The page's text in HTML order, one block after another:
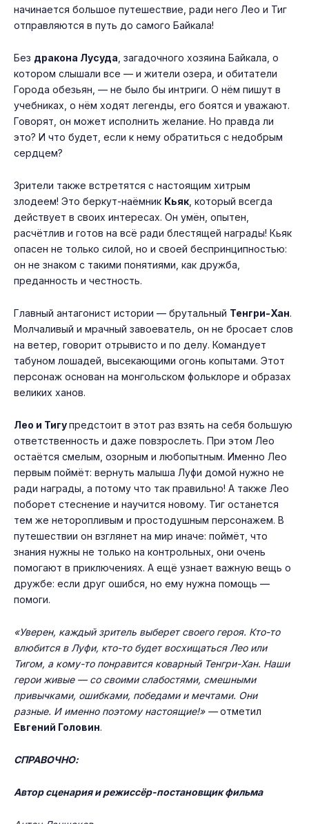
начинается большое путешествие, ради него Лео и Тиг
отправляются в путь до самого Байкала!
Без дракона Лусуда , загадочного хозяина Байкала, о
котором слышали все — и жители озера, и обитатели
Города обезьян, — не было бы интриги. О нём пишут в
учебниках, о нём ходят легенды, его боятся и уважают.
Говорят, он может исполнить желание. Но правда ли
это? И что будет, если к нему обратиться с недобрым
сердцем?
Зрители также встретятся с настоящим хитрым
злодеем! Это беркут-наёмник Кьяк , который всегда
действует в своих интересах. Он умён, опытен,
расчётлив и готов на всё ради блестящей награды! Кьяк
опасен не только силой, но и своей беспринципностью:
он не знаком с такими понятиями, как дружба,
преданность и честность.
Главный антагонист истории — брутальный Тенгри-Хан.
Молчаливый и мрачный завоеватель, он не бросает слов
на ветер, говорит отрывисто и по делу. Командует
табуном лошадей, высекающими огонь копытами. Этот
персонаж основан на монгольском фольклоре и образах
великих ханов.
Лео и Тигупредстоит в этот раз взять на себя большую
ответственность и даже повзрослеть. При этом Лео
остаётся смелым, озорным и любопытным. Именно Лео
первым поймёт: вернуть малыша Луфи домой нужно не
ради награды, а потому что так правильно! А также Лео
поборет стеснение и научится новому. Тиг останется
тем же неторопливым и простодушным персонажем. В
путешествии он взглянет на мир иначе: поймёт, что
знания нужны не только на контрольных, они очень
помогают в приключениях. А ещё узнает важную вещь о
дружбе: если друг ошибся, но ему нужна помощь —
помоги.
«Уверен, каждый зритель выберет своего героя. Кто-то
влюбится в Луфи, кто-то будет восхищаться Лео или
Тигом, а кому-то понравится коварный Тенгри-Хан. Наши
герои живые — со своими слабостями, смешными
привычками, ошибками, победами и мечтами. Они
разные. И именно поэтому настоящие!» —отметил
Евгений Головин.
СПРАВОЧНО:
Автор сценария и режиссёр-постановщик фильма